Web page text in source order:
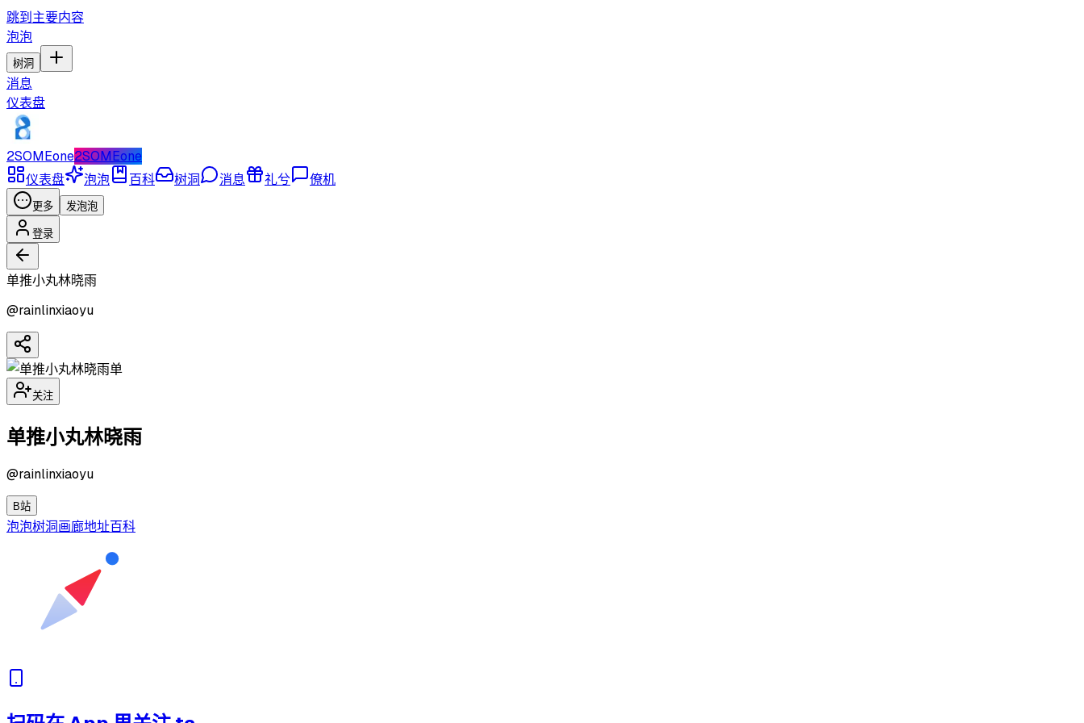
跳到主要内容
泡泡
树洞
消息
仪表盘
2SOMEone2SOMEone
仪表盘
泡泡 百科 树洞 消息 礼兮 僚机
更多 发泡泡
登录
单推小丸林晓雨
@rainlinxiaoyu
单
关注
单推小丸林晓雨
@rainlinxiaoyu
B站
泡泡树洞画廊地址百科